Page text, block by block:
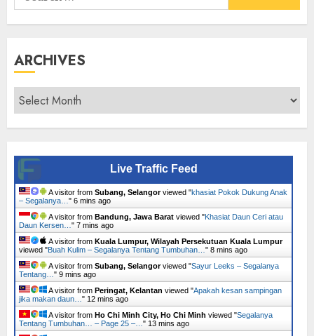
for:
ARCHIVES
Archives
Live Traffic Feed
A visitor from Subang, Selangorviewed "khasiat Pokok Dukung Anak
– Segalanya… " 6 mins ago
A visitor from Bandung, Jawa Barat viewed "Khasiat Daun Ceri atau
Daun Kersen… " 7 mins ago
A visitor from Kuala Lumpur, Wilayah Persekutuan Kuala Lumpur
viewed "Buah Kulim – Segalanya Tentang Tumbuhan… " 8 mins ago
A visitor from Subang, Selangorviewed "Sayur Leeks – Segalanya
Tentang… " 9 mins ago
A visitor from Peringat, Kelantan viewed "Apakah kesan sampingan
jika makan daun… " 12 mins ago
A visitor from Ho Chi Minh City, Ho Chi Minh viewed "Segalanya
Tentang Tumbuhan… – Page 25 –… " 13 mins ago